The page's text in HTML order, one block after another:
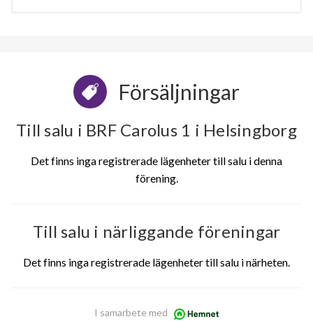
Försäljningar
Till salu i BRF Carolus 1 i Helsingborg
Det finns inga registrerade lägenheter till salu i denna
förening.
Till salu i närliggande föreningar
Det finns inga registrerade lägenheter till salu i närheten.
I samarbete med